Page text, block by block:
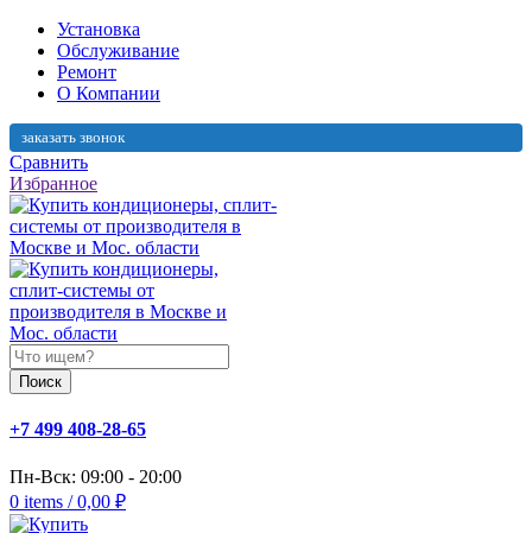
Установка
Обслуживание
Ремонт
О Компании
заказать звонок
Сравнить
Избранное
Поиск
+7 499 408-28-65
Пн-Вск: 09:00 - 20:00
0 items / 0,00 ₽